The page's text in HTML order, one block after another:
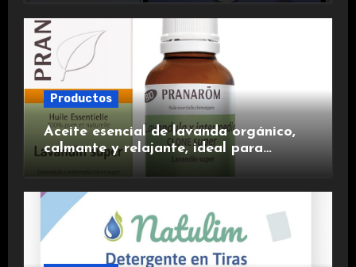
Productos
Aceite esencial de lavanda orgánico,
calmante y relajante, ideal para